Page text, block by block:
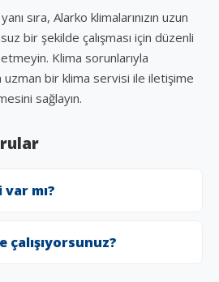
sıra, Alarko klimalarınızın uzun
bir şekilde çalışması için düzenli
Klima sorunlarıyla
uzman bir klima servisi ile iletişime
sağlayın.
mı?
çalışıyorsunuz?